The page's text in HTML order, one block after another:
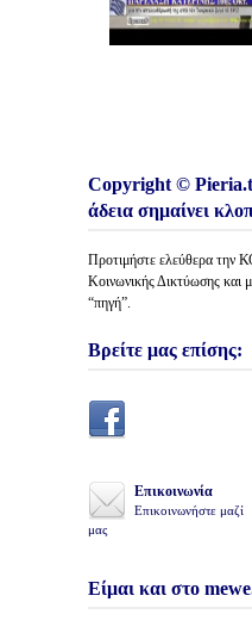
Copyright ©
άδεια σημαίνει
Προτιμήστε ελεύθερα
Κοινωνικής Δικτύωσης και
“πηγή”.
Βρείτε μας επίσης:
Επικοινωνία
Επικοινωνήστε μαζί
μας
Είμαι και στο